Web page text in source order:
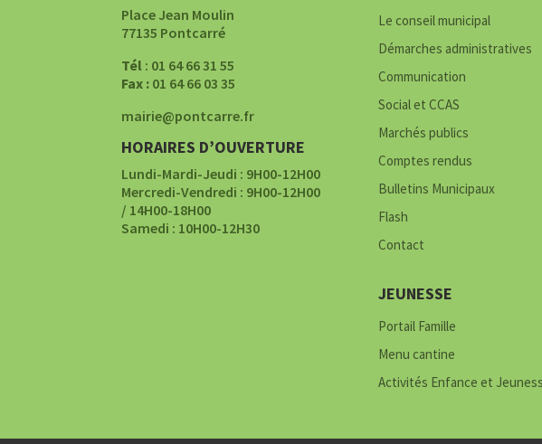
Place Jean Moulin
77135 Pontcarré
Tél : 01 64 66 31 55
Fax : 01 64 66 03 35
mairie@pontcarre.fr
HORAIRES D’OUVERTURE
Lundi-Mardi-Jeudi : 9H00-12H00
Mercredi-Vendredi : 9H00-12H00
/ 14H00-18H00
Samedi : 10H00-12H30
Le conseil municipal
Démarches administratives
Communication
Social et CCAS
Marchés publics
Comptes rendus
Bulletins Municipaux
Flash
Contact
JEUNESSE
Portail Famille
Menu cantine
Activités Enfance et